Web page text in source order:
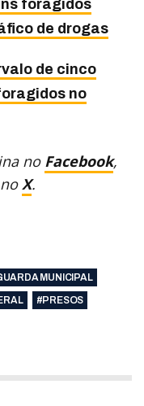
foragidos
de drogas
de cinco
no
no Facebook,
X.
MUNICIPAL
#PRESOS